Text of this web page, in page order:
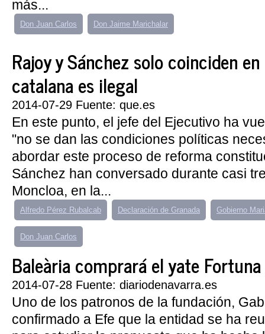
más...
Don Juan Carlos Don Jaime Marichalar
Rajoy y Sánchez solo coinciden
catalana es ilegal
2014-07-29 Fuente: que.es
En este punto, el jefe del Ejecutivo ha
"no se dan las condiciones políticas
abordar este proceso de reforma
Sánchez han conversado durante casi
Moncloa, en la...
Alfredo Pérez Rubalcab Declaración de Granada Gobierno
Don Juan Carlos
Baleària comprará el yate
2014-07-28 Fuente: diariodenavarra.es
Uno de los patronos de la fundación,
confirmado a Efe que la entidad se ha